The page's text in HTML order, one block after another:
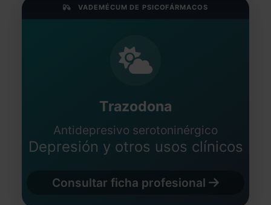
VADEMÉCUM DE PSICOFÁRMACOS
Trazodona
Antidepresivo serotoninérgico
Depresión y otros usos clínicos
Consultar ficha profesional